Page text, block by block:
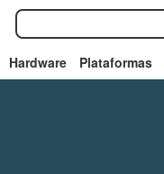
Hardware Plataformas